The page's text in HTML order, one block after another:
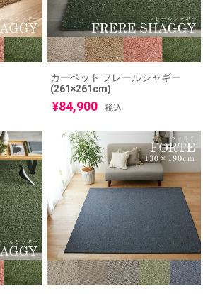
カーペット フレールシャギー
(261×261cm)
¥84,900 税込